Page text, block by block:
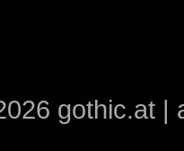
gothic.at |